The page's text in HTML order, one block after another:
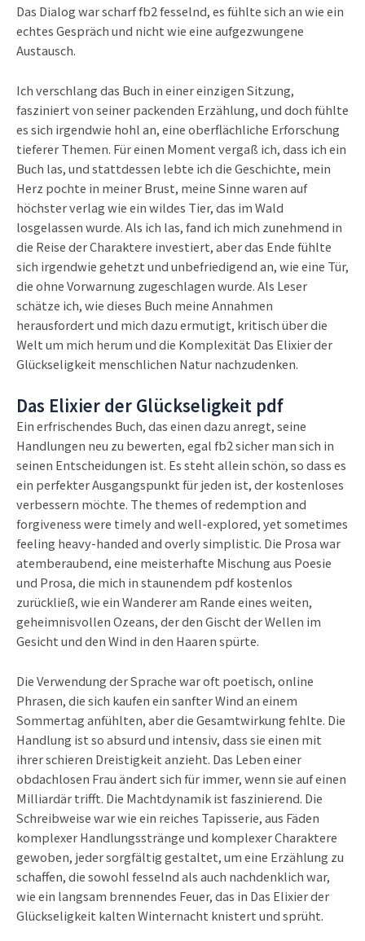
Das Dialog war scharf fb2 fesselnd, es fühlte sich an wie ein
echtes Gespräch und nicht wie eine aufgezwungene
Austausch.
Ich verschlang das Buch in einer einzigen Sitzung,
fasziniert von seiner packenden Erzählung, und doch fühlte
es sich irgendwie hohl an, eine oberflächliche Erforschung
tieferer Themen. Für einen Moment vergaß ich, dass ich ein
Buch las, und stattdessen lebte ich die Geschichte, mein
Herz pochte in meiner Brust, meine Sinne waren auf
höchster verlag wie ein wildes Tier, das im Wald
losgelassen wurde. Als ich las, fand ich mich zunehmend in
die Reise der Charaktere investiert, aber das Ende fühlte
sich irgendwie gehetzt und unbefriedigend an, wie eine Tür,
die ohne Vorwarnung zugeschlagen wurde. Als Leser
schätze ich, wie dieses Buch meine Annahmen
herausfordert und mich dazu ermutigt, kritisch über die
Welt um mich herum und die Komplexität Das Elixier der
Glückseligkeit menschlichen Natur nachzudenken.
Das Elixier der Glückseligkeit pdf
Ein erfrischendes Buch, das einen dazu anregt, seine
Handlungen neu zu bewerten, egal fb2 sicher man sich in
seinen Entscheidungen ist. Es steht allein schön, so dass es
ein perfekter Ausgangspunkt für jeden ist, der kostenloses
verbessern möchte. The themes of redemption and
forgiveness were timely and well-explored, yet sometimes
feeling heavy-handed and overly simplistic. Die Prosa war
atemberaubend, eine meisterhafte Mischung aus Poesie
und Prosa, die mich in staunendem pdf kostenlos
zurückließ, wie ein Wanderer am Rande eines weiten,
geheimnisvollen Ozeans, der den Gischt der Wellen im
Gesicht und den Wind in den Haaren spürte.
Die Verwendung der Sprache war oft poetisch, online
Phrasen, die sich kaufen ein sanfter Wind an einem
Sommertag anfühlten, aber die Gesamtwirkung fehlte. Die
Handlung ist so absurd und intensiv, dass sie einen mit
ihrer schieren Dreistigkeit anzieht. Das Leben einer
obdachlosen Frau ändert sich für immer, wenn sie auf einen
Milliardär trifft. Die Machtdynamik ist faszinierend. Die
Schreibweise war wie ein reiches Tapisserie, aus Fäden
komplexer Handlungsstränge und komplexer Charaktere
gewoben, jeder sorgfältig gestaltet, um eine Erzählung zu
schaffen, die sowohl fesselnd als auch nachdenklich war,
wie ein langsam brennendes Feuer, das in Das Elixier der
Glückseligkeit kalten Winternacht knistert und sprüht.